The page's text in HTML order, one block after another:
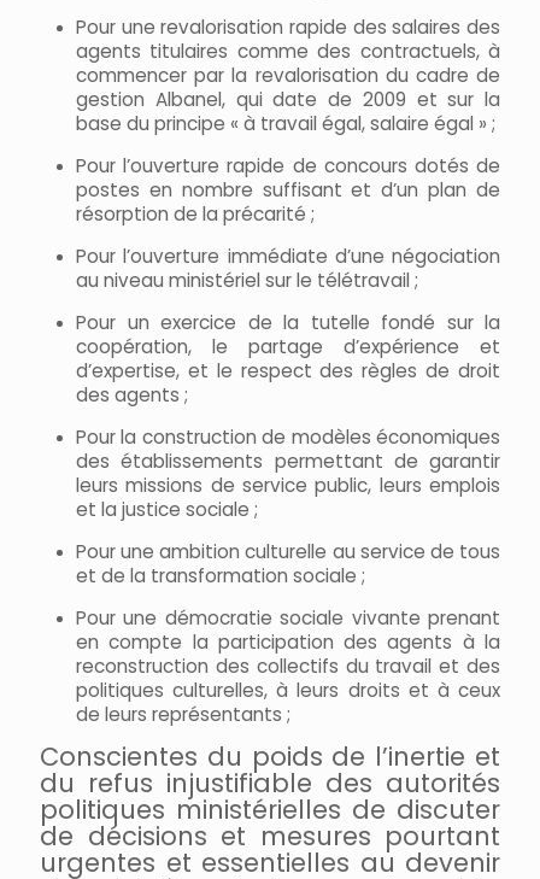
Pour une revalorisation rapide des salaires des
agents titulaires comme des contractuels, à
commencer par la revalorisation du cadre de
gestion Albanel, qui date de 2009 et sur la
base du principe « à travail égal, salaire égal » ;
Pour l’ouverture rapide de concours dotés de
postes en nombre suffisant et d’un plan de
résorption de la précarité ;
Pour l’ouverture immédiate d’une négociation
au niveau ministériel sur le télétravail ;
Pour un exercice de la tutelle fondé sur la
coopération, le partage d’expérience et
d’expertise, et le respect des règles de droit
des agents ;
Pour la construction de modèles économiques
des établissements permettant de garantir
leurs missions de service public, leurs emplois
et la justice sociale ;
Pour une ambition culturelle au service de tous
et de la transformation sociale ;
Pour une démocratie sociale vivante prenant
en compte la participation des agents à la
reconstruction des collectifs du travail et des
politiques culturelles, à leurs droits et à ceux
de leurs représentants ;
Conscientes du poids de l’inertie et
du refus injustifiable des autorités
politiques ministérielles de discuter
de décisions et mesures pourtant
urgentes et essentielles au devenir